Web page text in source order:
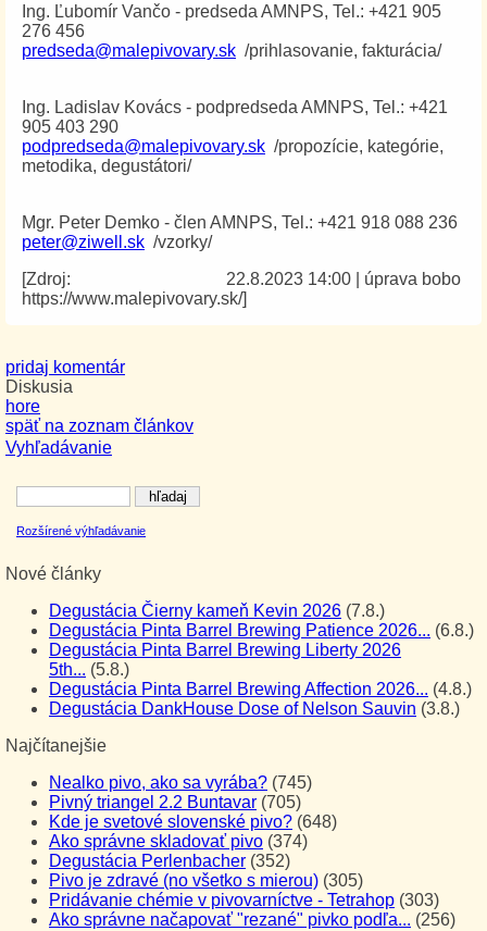
Vyhľadávanie
Rozšírené výhľadávanie
Nové články
Degustácia Čierny kameň Kevin 2026 (7.8.)
Degustácia Pinta Barrel Brewing Patience 2026... (6.8.)
Degustácia Pinta Barrel Brewing Liberty 2026
5th... (5.8.)
Degustácia Pinta Barrel Brewing Affection 2026... (4.8.)
Degustácia DankHouse Dose of Nelson Sauvin (3.8.)
Najčítanejšie
Nealko pivo, ako sa vyrába? (745)
Pivný triangel 2.2 Buntavar (705)
Kde je svetové slovenské pivo? (648)
Ako správne skladovať pivo (374)
Degustácia Perlenbacher (352)
Pivo je zdravé (no všetko s mierou) (305)
Pridávanie chémie v pivovarníctve - Tetrahop (303)
Ako správne načapovať "rezané" pivko podľa... (256)
Ing. Ľubomír Vančo - predseda AMNPS, Tel.: +421 905
276 456
predseda@malepivovary.sk /prihlasovanie, fakturácia/
Ing. Ladislav Kovács - podpredseda AMNPS, Tel.: +421
905 403 290
podpredseda@malepivovary.sk /propozície, kategórie,
metodika, degustátori/
Mgr. Peter Demko - člen AMNPS, Tel.: +421 918 088 236
peter@ziwell.sk /vzorky/
22.8.2023 14:00
úprava bobo
[Zdroj:
https://www.malepivovary.sk/]
pridaj komentár
Diskusia
hore
späť na zoznam článkov